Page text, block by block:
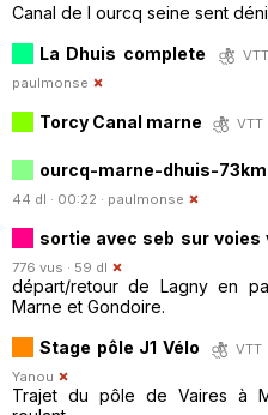
Canal de l ourcq seine sent
La Dhuis complete
paulmonse
Torcy Canal marne VTT
ourcq-marne-dhuis-73km
44 dl · 00:22 · paulmonse
sortie avec seb sur voies
776 vus · 59 dl
départ/retour de Lagny en
Marne et Gondoire.
Stage pôle J1 Vélo
VTT
Yanou
Trajet du pôle de Vaires à